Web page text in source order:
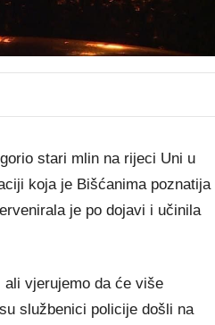
stari mlin na rijeci Uni u
koja je Bišćanima poznatija
je po dojavi i učinila
vjerujemo da će više
službenici policije došli na